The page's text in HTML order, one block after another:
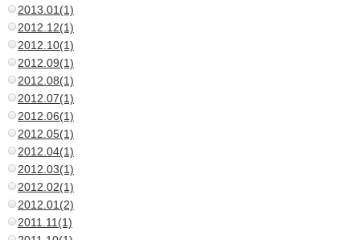
2013.01(1)
2012.12(1)
2012.10(1)
2012.09(1)
2012.08(1)
2012.07(1)
2012.06(1)
2012.05(1)
2012.04(1)
2012.03(1)
2012.02(1)
2012.01(2)
2011.11(1)